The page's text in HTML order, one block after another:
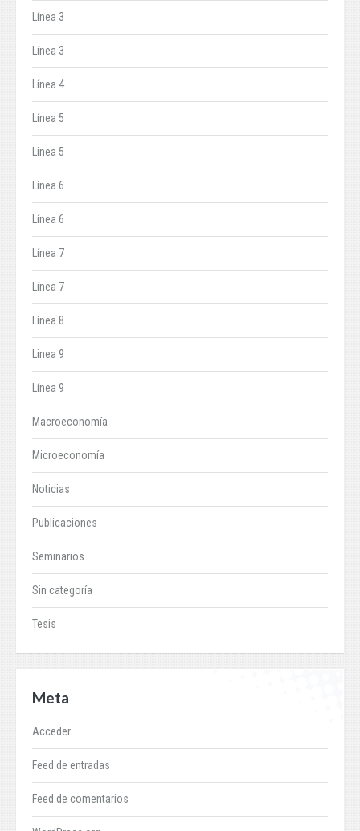
Línea 3
Línea 3
Línea 4
Línea 5
Linea 5
Línea 6
Línea 6
Línea 7
Línea 7
Línea 8
Linea 9
Línea 9
Macroeconomía
Microeconomía
Noticias
Publicaciones
Seminarios
Sin categoría
Tesis
Meta
Acceder
Feed de entradas
Feed de comentarios